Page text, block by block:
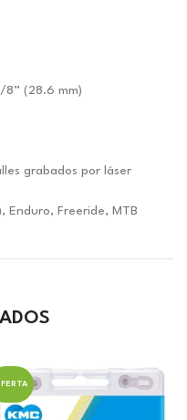
8” (28.6 mm)
grabados por láser
Enduro, Freeride, MTB